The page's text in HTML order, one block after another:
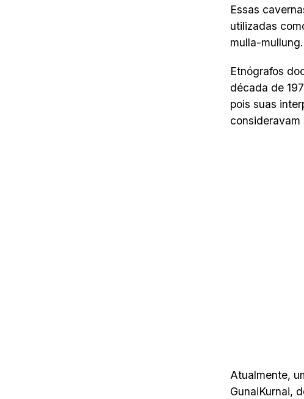
Essas
utilizadas
mulla-mullung.
Etnógrafos
década de
pois suas
consideravam
Atualmente,
GunaiKurnai,